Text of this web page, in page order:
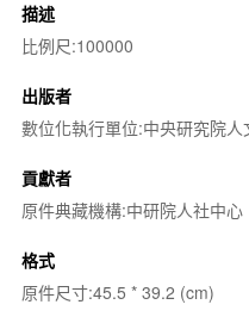
描述
比例尺:100000
出版者
數位化執行單位:中央研究院
貢獻者
原件典藏機構:中研院人社中心
格式
原件尺寸:45.5 * 39.2 (cm)